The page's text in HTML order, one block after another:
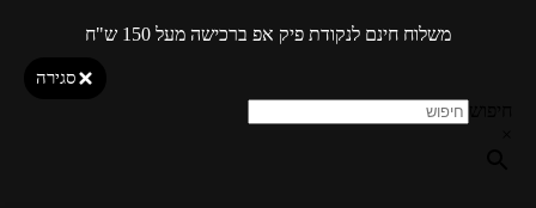
משלוח חינם לנקודת פיק אפ ברכישה מעל 150 ש"ח
סגירה